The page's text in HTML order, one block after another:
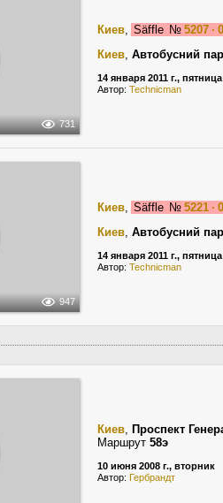
731
Киев, Säffle № 5207 ·
Киев, Автобусний
14 января 2011 г., пятница
Автор: Technicman
947
Киев, Säffle № 5221 ·
Киев, Автобусний
14 января 2011 г., пятница
Автор: Technicman
Киев, Проспект
Маршрут 58э
10 июня 2008 г., вторник
Автор: Гербрандт